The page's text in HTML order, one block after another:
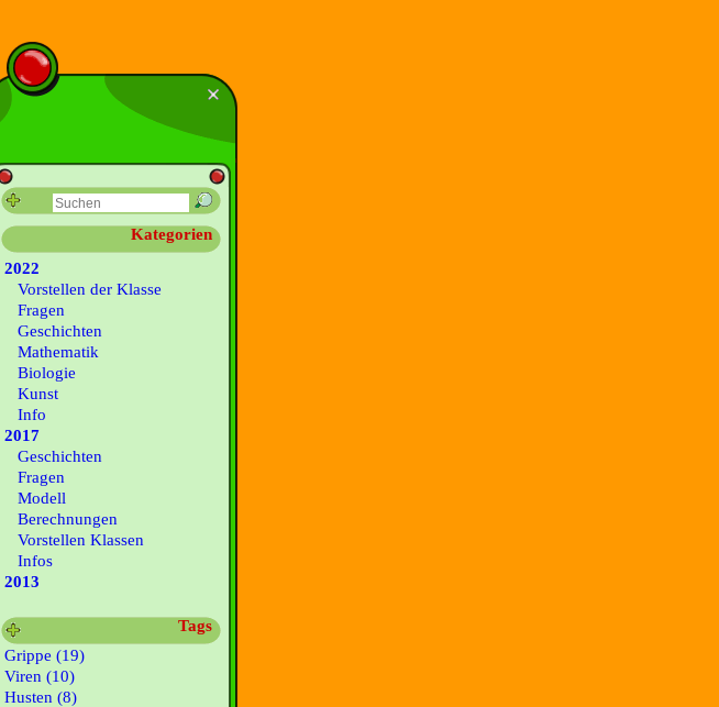
Kategorien
2022
Vorstellen der Klasse
Fragen
Geschichten
Mathematik
Biologie
Kunst
Info
2017
Geschichten
Fragen
Modell
Berechnungen
Vorstellen Klassen
Infos
2013
Tags
Grippe (19)
Viren (10)
Husten (8)